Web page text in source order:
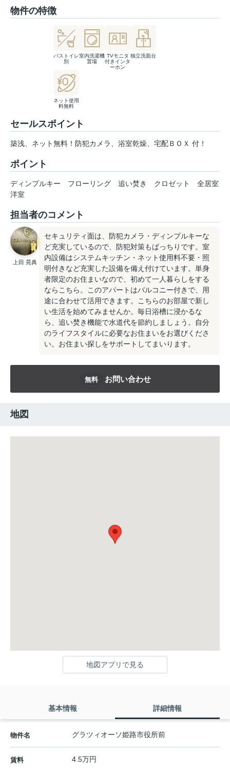
物件の特徴
バストイレ
別
室内洗濯機
置場
TVモニタ
付きインタ
ーホン
独立洗面台
ネット使用
料無料
セールスポイント
築浅、ネット無料！防犯カメラ、浴室乾燥、宅配ＢＯＸ 付！
ポイント
ディンプルキー フローリング 追い焚き クロゼット
全居室
洋室
担当者のコメント
上田 晃典
セキュリティ面は、防犯カメラ・ディンプルキーな
ど充実しているので、防犯対策もばっちりです。室
内設備はシステムキッチン・ネット使用料不要・照
明付きなど充実した設備を備え付けています。単身
者限定のお住まいなので、初めて一人暮らしをする
ならこちら。このアパートはバルコニー付きで、用
途に合わせて活用できます。こちらのお部屋で新し
い生活を始めてみませんか。毎日浴槽に浸かるな
ら、追い焚き機能で水道代を節約しましょう。自分
のライフスタイルに必要なお住まいをお選びくださ
い。お住まい探しをサポートしてまいります。
無料 お問い合わせ
地図
地図アプリで見る
基本情報 詳細情報
物件名 グラツィオーソ姫路市役所前
賃料 4.5万円